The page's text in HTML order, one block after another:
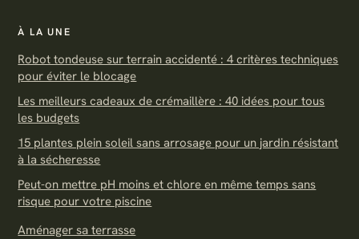
À LA UNE
Robot tondeuse sur terrain accidenté : 4 critères techniques
pour éviter le blocage
Les meilleurs cadeaux de crémaillère : 40 idées pour tous
les budgets
15 plantes plein soleil sans arrosage pour un jardin résistant
à la sécheresse
Peut-on mettre pH moins et chlore en même temps sans
risque pour votre piscine
Aménager sa terrasse